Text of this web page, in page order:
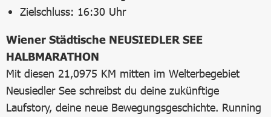
Zielschluss: 16:30 Uhr
Wiener Städtische NEUSIEDLER SEE
HALBMARATHON
Mit diesen 21,0975 KM mitten im Welterbegebiet
Neusiedler See schreibst du deine zukünftige
Laufstory, deine neue Bewegungsgeschichte. Running